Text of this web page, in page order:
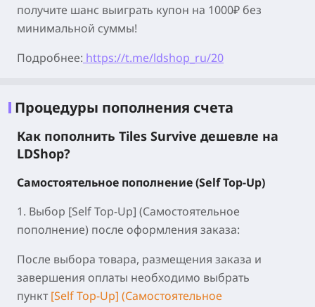
получите шанс выиграть купон на 1000₽ без
минимальной суммы!
Подробнее: https://t.me/ldshop_ru/20
Процедуры пополнения счета
Как пополнить Tiles Survive дешевле на
LDShop?
Самостоятельное пополнение (Self Top-Up)
1. Выбор [Self Top-Up] (Самостоятельное
пополнение) после оформления заказа:
После выбора товара, размещения заказа и
завершения оплаты необходимо выбрать
пункт [Self Top-Up] (Самостоятельное